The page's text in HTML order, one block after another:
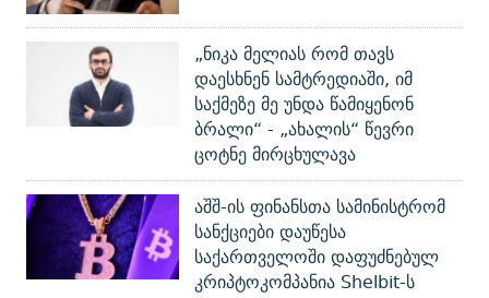
„ნიკა მელიას რომ თავს
დაესხნენ სამტრედიაში, იმ
საქმეზე მე უნდა წამიყენონ
ბრალი“ - „ახალის“ წევრი
ცოტნე მირცხულავა
აშშ-ის ფინანსთა სამინისტრომ
სანქციები დაუწესა
საქართველოში დაფუძნებულ
კრიპტოკომპანია Shelbit-ს